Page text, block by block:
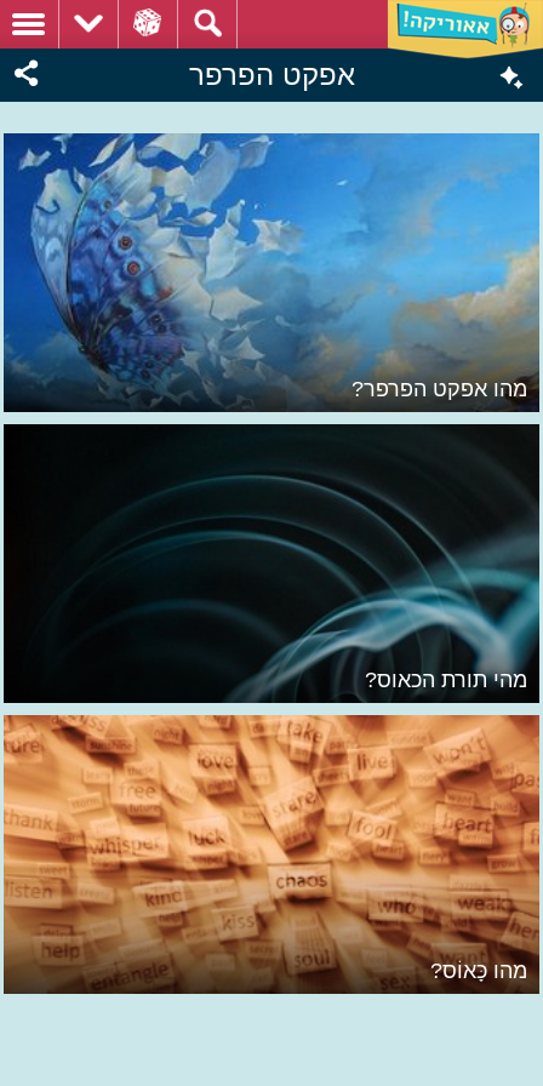
אפקט הפרפר
מהו אפקט הפרפר?
מהי תורת הכאוס?
מהו כָּאוֹס?